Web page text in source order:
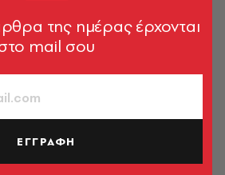
της ημέρας έρχονται
mail σου
ΕΓΓΡΑΦΗ